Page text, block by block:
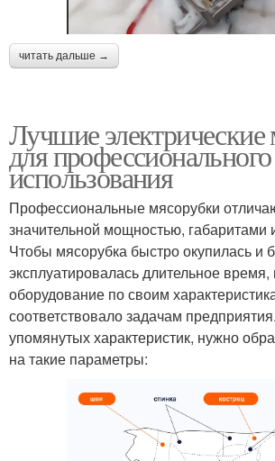
читать дальше →
Лучшие электрические
для профессионального
использования
Профессиональные мясорубки
значительной мощностью, габаритами
Чтобы мясорубка быстро окупилась и
эксплуатировалась длительное
оборудование по своим
соответствовало задачам
упомянутых характеристик, нужно
на такие параметры: